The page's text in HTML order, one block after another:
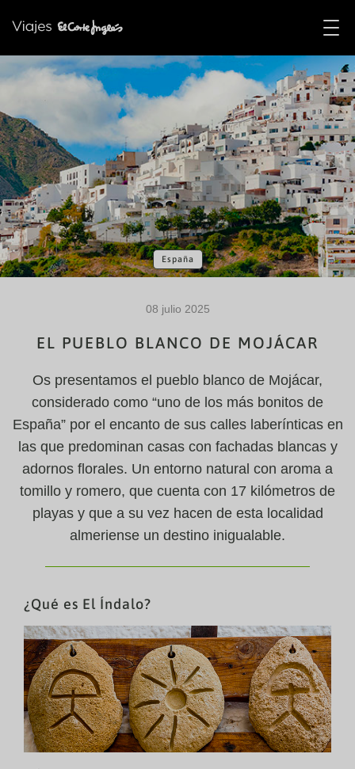
España
08 julio 2025
EL PUEBLO BLANCO DE MOJÁCAR
Os presentamos el pueblo blanco de Mojácar,
considerado como “uno de los más bonitos de
España” por el encanto de sus calles laberínticas en
las que predominan casas con fachadas blancas y
adornos florales. Un entorno natural con aroma a
tomillo y romero, que cuenta con 17 kilómetros de
playas y que a su vez hacen de esta localidad
almeriense un destino inigualable.
¿Qué es El Índalo?